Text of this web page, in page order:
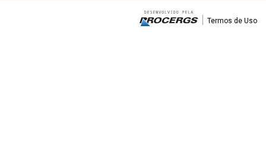
Termos de Uso